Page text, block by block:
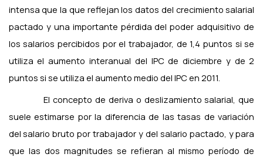
intensa que la que reflejan los datos del crecimiento salarial
pactado y una importante pérdida del poder adquisitivo de
los salarios percibidos por el trabajador, de 1,4 puntos si se
utiliza el aumento interanual del IPC de diciembre y de 2
puntos si se utiliza el aumento medio del IPC en 2011.
El concepto de deriva o deslizamiento salarial, que
suele estimarse por la diferencia de las tasas de variación
del salario bruto por trabajador y del salario pactado, y para
que las dos magnitudes se refieran al mismo período de